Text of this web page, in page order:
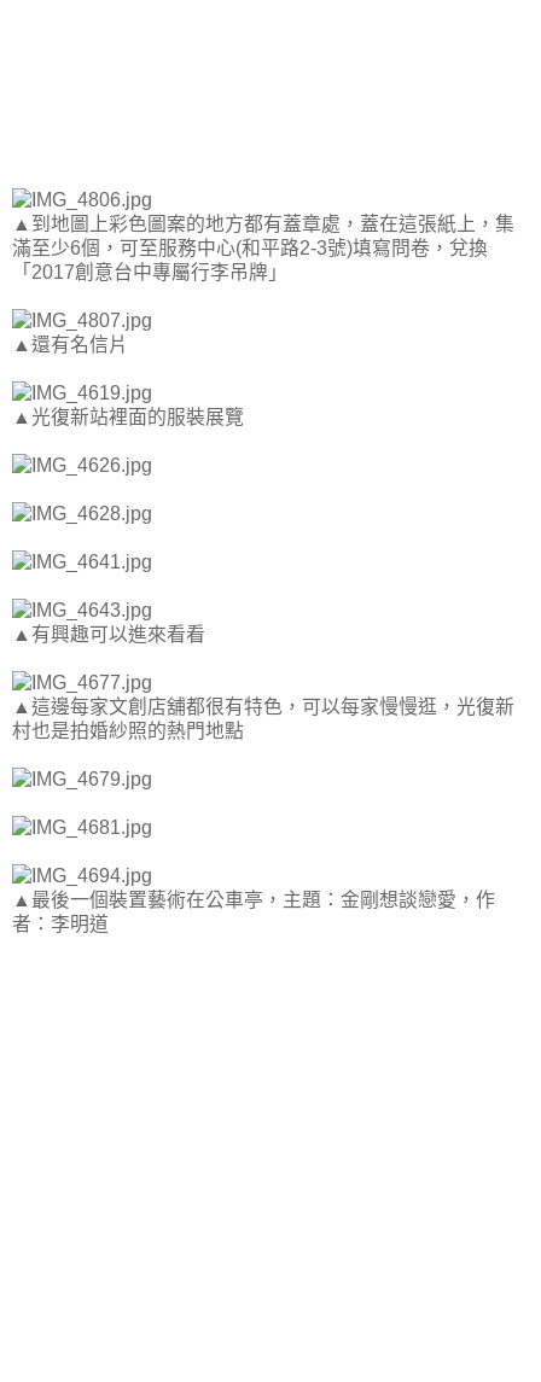
▲到地圖上彩色圖案的地方都有蓋章處，蓋在這張紙上，集
滿至少6個，可至服務中心(和平路2-3號)填寫問卷，兌換
「2017創意台中專屬行李吊牌」
▲還有名信片
▲光復新站裡面的服裝展覽
▲有興趣可以進來看看
▲這邊每家文創店舖都很有特色，可以每家慢慢逛，光復新
村也是拍婚紗照的熱門地點
▲最後一個裝置藝術在公車亭，主題：金剛想談戀愛，作
者：李明道